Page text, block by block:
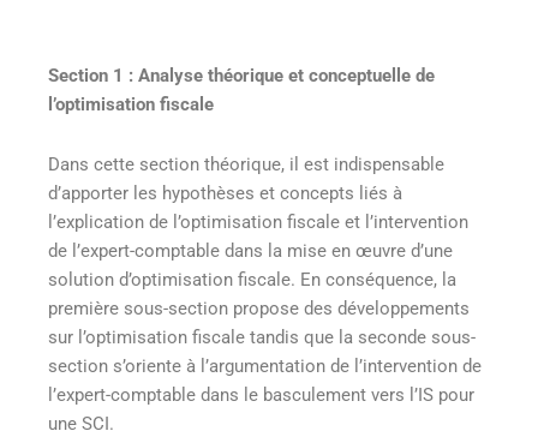
Section 1 : Analyse théorique et conceptuelle de
l’optimisation fiscale
Dans cette section théorique, il est indispensable
d’apporter les hypothèses et concepts liés à
l’explication de l’optimisation fiscale et l’intervention
de l’expert-comptable dans la mise en œuvre d’une
solution d’optimisation fiscale. En conséquence, la
première sous-section propose des développements
sur l’optimisation fiscale tandis que la seconde sous-
section s’oriente à l’argumentation de l’intervention de
l’expert-comptable dans le basculement vers l’IS pour
une SCI.